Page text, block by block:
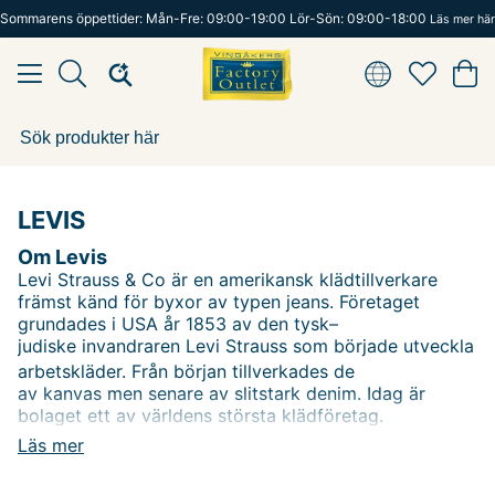
Sommarens öppettider: Mån-Fre: 09:00-19:00 Lör-Sön: 09:00-18:00 Läs mer här
LEVIS
Läs mer
Om Levis
Levi Strauss & Co är en amerikansk klädtillverkare
främst känd för byxor av typen jeans. Företaget
grundades i USA år 1853 av den tysk–
judiske invandraren Levi Strauss som började utveckla
arbetskläder. Från början tillverkades de
av kanvas men senare av slitstark denim. Idag är
bolaget ett av världens största klädföretag.
Företagets mest kända och etablerade varumärke